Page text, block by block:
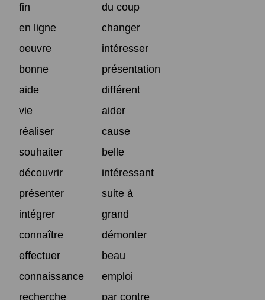
fin
du coup
en ligne
changer
oeuvre
intéresser
bonne
présentation
aide
différent
vie
aider
réaliser
cause
souhaiter
belle
découvrir
intéressant
présenter
suite à
intégrer
grand
connaître
démonter
effectuer
beau
connaissance
emploi
recherche
par contre